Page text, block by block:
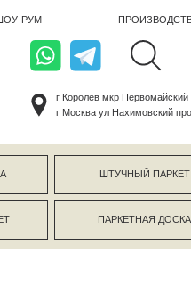
ПРОИЗВОДСТВО
г Москва ул Нахимовский проспект 24
ПАРКЕТНАЯ ДОСКА
ШТУЧНЫЙ ПАРКЕТ